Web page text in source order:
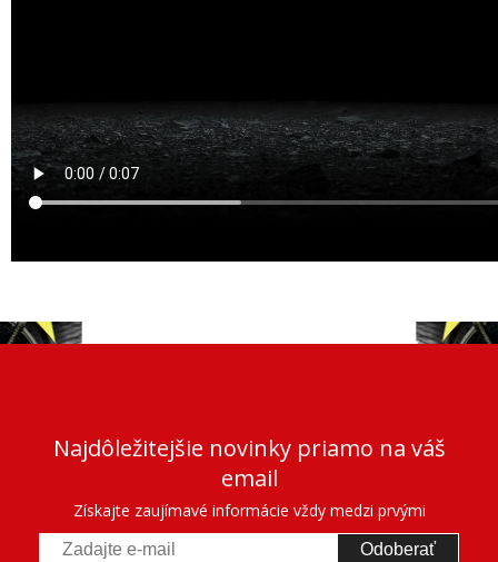
Najdôležitejšie novinky priamo na váš
email
Získajte zaujímavé informácie vždy medzi prvými
Odoberať